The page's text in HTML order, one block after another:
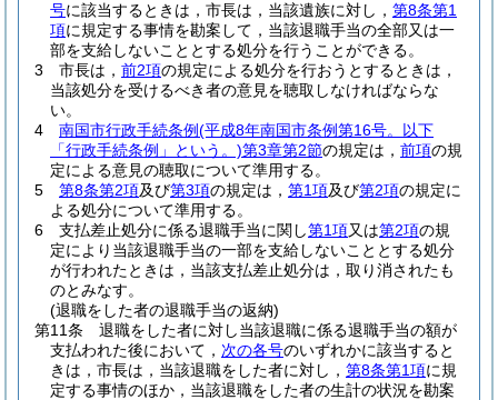
号に該当するときは，市長は，当該遺族に対し， 第8条第1
項に規定する事情を勘案して，当該退職手当の全部又は一
部を支給しないこととする処分を行うことができる。
3
市長は， 前2項の規定による処分を行おうとするときは，
当該処分を受けるべき者の意見を聴取しなければならな
い。
4
南国市行政手続条例(平成8年南国市条例第16号。以下
「行政手続条例」という。)第3章第2節の規定は， 前項の規
定による意見の聴取について準用する。
5
第8条第2項及び第3項の規定は， 第1項及び第2項の規定に
よる処分について準用する。
6
支払差止処分に係る退職手当に関し第1項又は第2項の規
定により当該退職手当の一部を支給しないこととする処分
が行われたときは，当該支払差止処分は，取り消されたも
のとみなす。
(退職をした者の退職手当の返納)
第11条
退職をした者に対し当該退職に係る退職手当の額が
支払われた後において， 次の各号のいずれかに該当すると
きは，市長は，当該退職をした者に対し， 第8条第1項に規
定する事情のほか，当該退職をした者の生計の状況を勘案